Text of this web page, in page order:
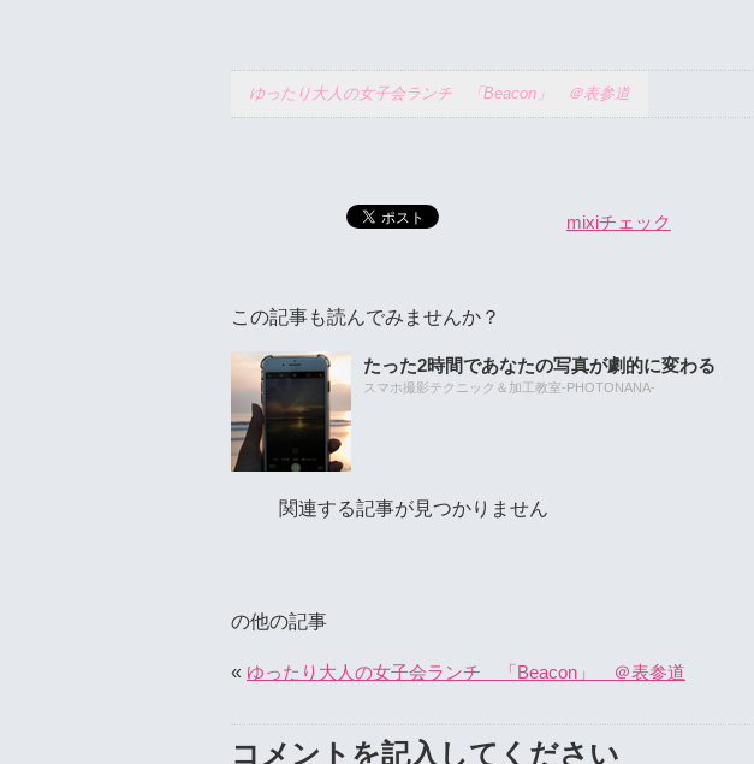
ゆったり大人の女子会ランチ 「Beacon」 ＠表参道
mixiチェック
この記事も読んでみませんか？
たった2時間であなたの写真が劇的に変わる
スマホ撮影テクニック＆加工教室-PHOTONANA-
関連する記事が見つかりません
の他の記事
« ゆったり大人の女子会ランチ 「Beacon」 ＠表参道
コメントを記入してください